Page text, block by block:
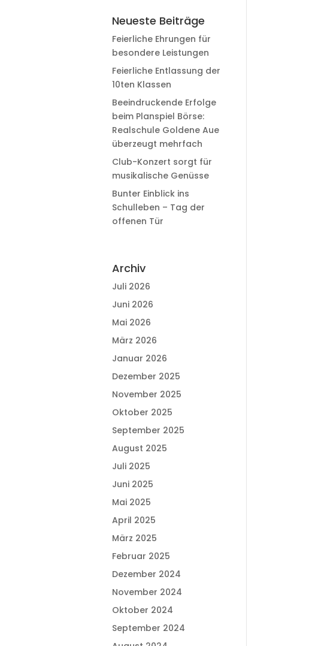
Neueste Beiträge
Feierliche Ehrungen für
besondere Leistungen
Feierliche Entlassung der
10ten Klassen
Beeindruckende Erfolge
beim Planspiel Börse:
Realschule Goldene Aue
überzeugt mehrfach
Club-Konzert sorgt für
musikalische Genüsse
Bunter Einblick ins
Schulleben – Tag der
offenen Tür
Archiv
Juli 2026
Juni 2026
Mai 2026
März 2026
Januar 2026
Dezember 2025
November 2025
Oktober 2025
September 2025
August 2025
Juli 2025
Juni 2025
Mai 2025
April 2025
März 2025
Februar 2025
Dezember 2024
November 2024
Oktober 2024
September 2024